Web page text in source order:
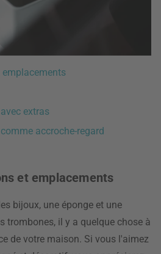
extras
accroche-regard
et emplacements
bijoux, une éponge et une
trombones, il y a quelque chose à
de votre maison. Si vous l'aimez